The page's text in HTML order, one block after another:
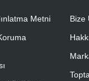
Metni
Bize